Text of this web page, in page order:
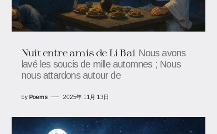
Nuit entre amis de Li Bai Nous avons
lavé les soucis de mille automnes ; Nous
nous attardons autour de
by Poems 2025年 11月 13日